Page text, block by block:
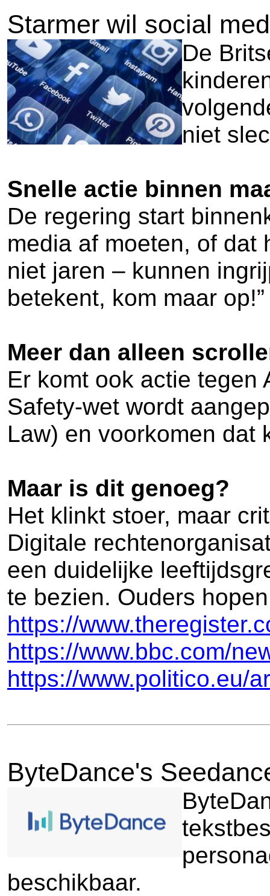
Starmer wil social
De
niet
Snelle actie binnen
De regering start
media af moeten, of dat
niet jaren – kunnen
betekent, kom maar op!”
Meer dan alleen
Er komt ook actie tegen
Safety-wet wordt
Law) en voorkomen dat
Maar is dit genoeg?
Het klinkt stoer, maar
Digitale
een duidelijke
te bezien. Ouders
https://
https://www.bbc.com/
https://www.politico.eu/
ByteDance's
beschikbaar.